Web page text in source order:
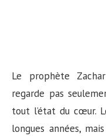
Le prophète
regarde pas
tout l’état du cœur.
longues années,